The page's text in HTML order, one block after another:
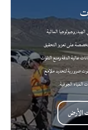
المائية
على تعزيز التحقيق
عالية الدقة ومنع التلوث
ضرورية لتحديد ملامح
المياه الجوفية.
الأرض